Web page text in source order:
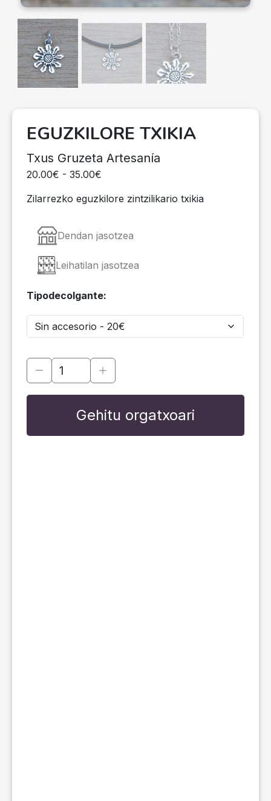
EGUZKILORE TXIKIA
Txus Gruzeta Artesanía
20.00€ - 35.00€
Zilarrezko eguzkilore zintzilikario txikia
Dendan jasotzea
Leihatilan jasotzea
Tipodecolgante:
Gehitu orgatxoari